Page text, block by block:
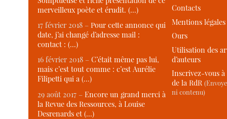
merveilleux poète et érudit. (…)
17 février 2018 –Pour cette annonce qui
date, j’ai changé d’adresse mail :
contact : (…)
16 février 2018 –C’était même pas lui,
mais c’est tout comme : c’est Aurélie
Filipetti qui a (…)
29 août 2017 –Encore un grand merci à
la Revue des Ressources, à Louise
Desrenards et (…)
Contacts
Mentions légales
Ours
Utilisation des
d’auteurs
Inscrivez-vous
de la RdR
ni contenu)